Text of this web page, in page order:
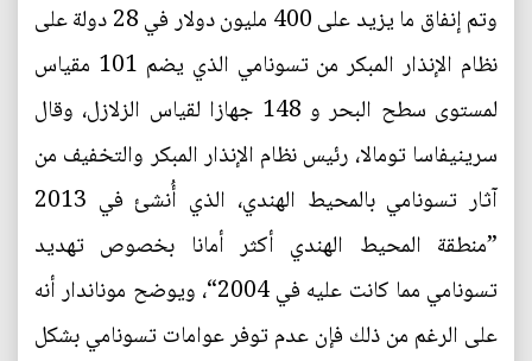
وتم إنفاق ما يزيد على 400 مليون دولار في 28 دولة على
نظام الإنذار المبكر من تسونامي الذي يضم 101 مقياس
لمستوى سطح البحر و 148 جهازا لقياس الزلازل، وقال
سرينيفاسا تومالا، رئيس نظام الإنذار المبكر والتخفيف من
آثار تسونامي بالمحيط الهندي، الذي أُنشئ في 2013
”منطقة المحيط الهندي أكثر أمانا بخصوص تهديد
تسونامي مما كانت عليه في 2004“، ويوضح موناندار أنه
على الرغم من ذلك فإن عدم توفر عوامات تسونامي بشكل